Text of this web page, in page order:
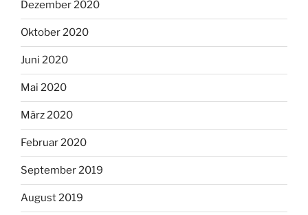
Dezember 2020
Oktober 2020
Juni 2020
Mai 2020
März 2020
Februar 2020
September 2019
August 2019